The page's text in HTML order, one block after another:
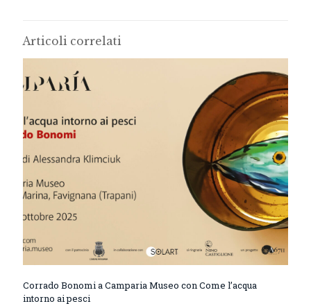
Articoli correlati
Corrado Bonomi a Camparia Museo con Come l’acqua
intorno ai pesci